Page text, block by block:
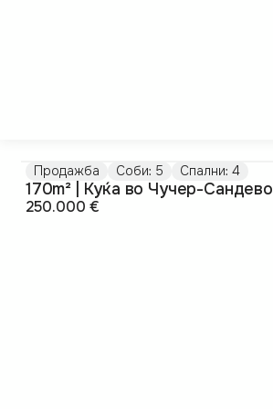
Продажба Соби: 5 Спални: 4
170m² | Куќа во Чучер-Сандево
250.000 €